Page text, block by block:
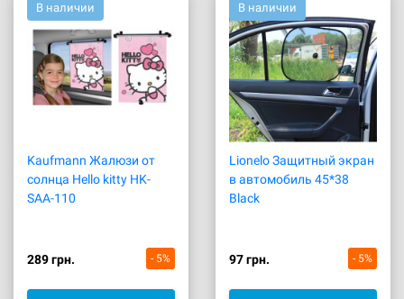
В наличии
Kaufmann Жалюзи от
солнца Hello kitty HK-
SAA-110
289 грн. - 5%
В наличии
Lionelo Защитный экран
в автомобиль 45*38
Black
97 грн. - 5%